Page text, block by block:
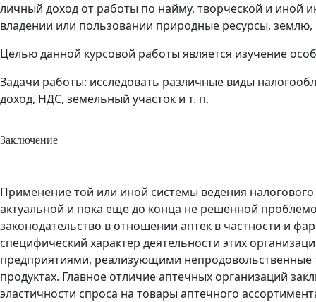
личный доход от работы по найму, творческой и иной
владении или пользовании природные ресурсы,
Целью данной курсовой работы является изучение
Задачи работы: исследовать различные виды
доход, НДС, земельный участок и т. п.
Заключение
Применение той или иной системы ведения
актуальной и пока еще до конца не решенной
законодательство в отношении аптек в частности и
специфический характер деятельности этих
предприятиями, реализующими непродовольственные
продуктах. Главное отличие аптечных организаций
эластичности спроса на товары аптечного